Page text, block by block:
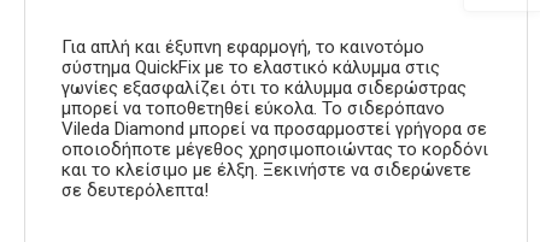
Για απλή και έξυπνη εφαρμογή, το καινοτόμο
σύστημα QuickFix με το ελαστικό κάλυμμα στις
γωνίες εξασφαλίζει ότι το κάλυμμα σιδερώστρας
μπορεί να τοποθετηθεί εύκολα. Το σιδερόπανο
Vileda Diamond μπορεί να προσαρμοστεί γρήγορα σε
οποιοδήποτε μέγεθος χρησιμοποιώντας το κορδόνι
και το κλείσιμο με έλξη. Ξεκινήστε να σιδερώνετε
σε δευτερόλεπτα!